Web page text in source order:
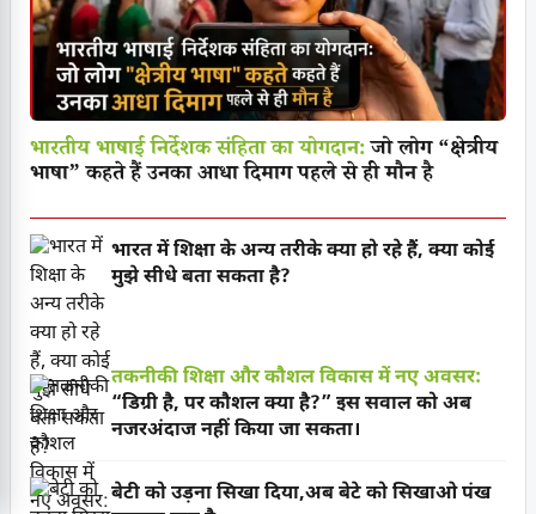
भारतीय भाषाई निर्देशक संहिता का योगदान:जो लोग “क्षेत्रीय
भाषा” कहते हैं उनका आधा दिमाग पहले से ही मौन है
भारत में शिक्षा के अन्य तरीके क्या हो रहे हैं, क्या कोई
मुझे सीधे बता सकता है?
तकनीकी शिक्षा और कौशल विकास में नए अवसर:
“डिग्री है, पर कौशल क्या है?” इस सवाल को अब
नजरअंदाज नहीं किया जा सकता।
बेटी को उड़ना सिखा दिया,अब बेटे को सिखाओ पंख